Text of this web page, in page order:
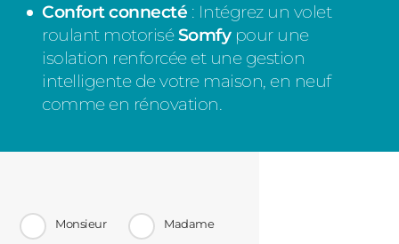
Confort connecté : Intégrez un volet
roulant motoriséSomfypour une
isolation renforcée et une gestion
intelligente de votre maison, en neuf
comme en rénovation.
Monsieur Madame